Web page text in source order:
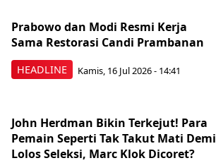
HEADLINE
Prabowo dan Modi Resmi Kerja
Sama Restorasi Candi Prambanan
Kamis, 16 Jul 2026 - 14:41
John Herdman Bikin Terkejut! Para
Pemain Seperti Tak Takut Mati Demi
Lolos Seleksi, Marc Klok Dicoret?